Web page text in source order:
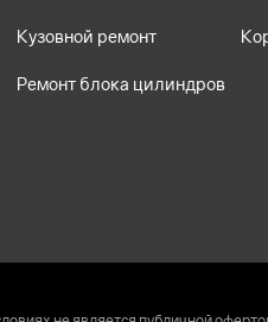
Кузовной ремонт
Ремонт блока цилиндров